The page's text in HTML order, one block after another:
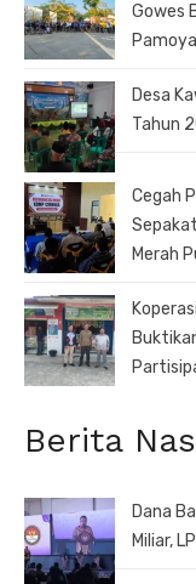
Gowes
Desa
Tahun
Cegah
Merah
Berita
Dana
Miliar,